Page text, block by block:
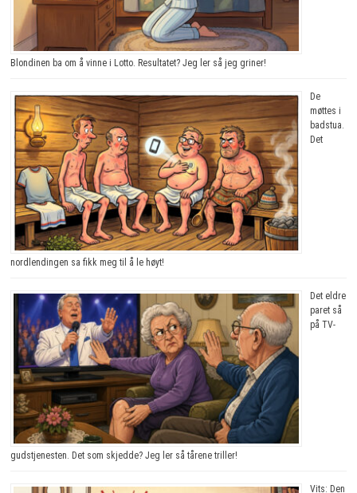
Blondinen ba om å vinne i Lotto. Resultatet? Jeg ler så jeg griner!
De
møttes i
badstua.
Det
nordlendingen sa fikk meg til å le høyt!
Det eldre
paret så
på TV-
gudstjenesten. Det som skjedde? Jeg ler så tårene triller!
Vits: Den